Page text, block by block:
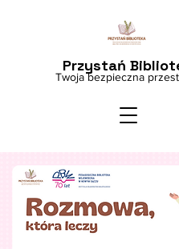
Twoja bezpieczna
Przystań